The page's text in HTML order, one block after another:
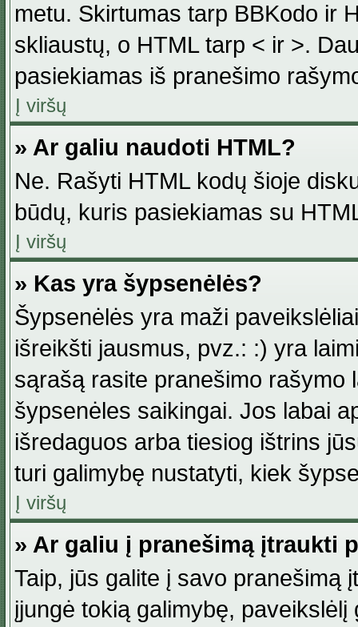
metu. Skirtumas tarp BBKodo ir
skliaustų, o HTML tarp < ir >.
pasiekiamas iš pranešimo
Į viršų
» Ar galiu naudoti HTML?
Ne. Rašyti HTML kodų šioje
būdų, kuris pasiekiamas su
Į viršų
» Kas yra šypsenėlės?
Šypsenėlės yra maži
išreikšti jausmus, pvz.: :) yra
sąrašą rasite pranešimo rašymo
šypsenėles saikingai. Jos labai
išredaguos arba tiesiog ištrins
turi galimybę nustatyti, kiek
Į viršų
» Ar galiu į pranešimą įtraukti
Taip, jūs galite į savo pranešimą
įjungė tokią galimybę,